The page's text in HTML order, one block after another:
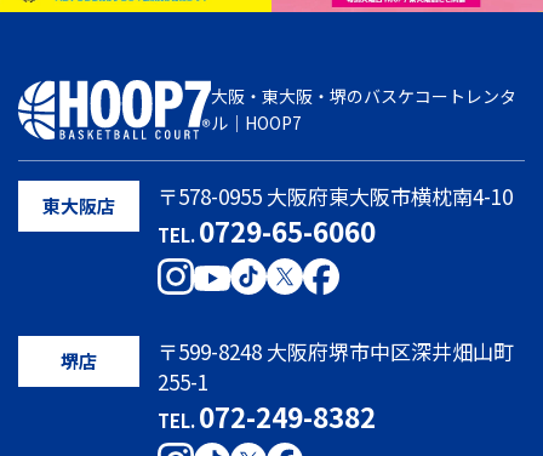
大阪・東大阪・堺のバスケコートレンタ
ル｜HOOP7
東大阪店 〒578-0955 大阪府東大阪市横枕南4-10
TEL.0729-65-6060
堺店
〒599-8248 大阪府堺市中区深井畑山町
255-1
TEL.072-249-8382